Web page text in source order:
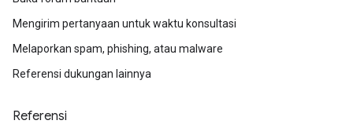
Mengirim pertanyaan untuk waktu konsultasi
Melaporkan spam, phishing, atau malware
Referensi dukungan lainnya
Referensi